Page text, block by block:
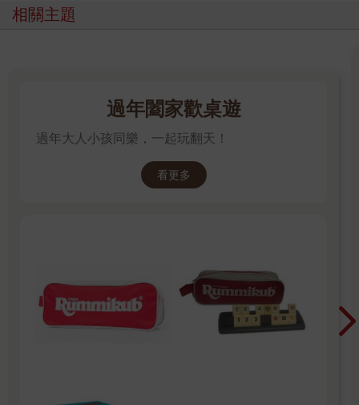
相關主題
過年闔家歡桌遊
過年大人小孩同樂，一起玩翻天！
看更多